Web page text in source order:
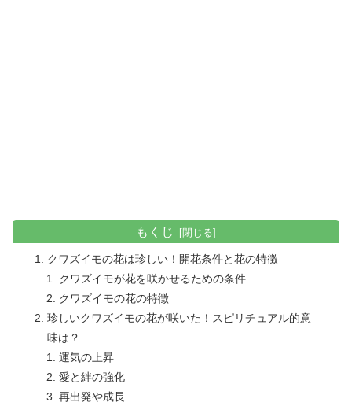
もくじ
クワズイモの花は珍しい！開花条件と花の特徴
クワズイモが花を咲かせるための条件
クワズイモの花の特徴
珍しいクワズイモの花が咲いた！スピリチュアル的意
味は？
運気の上昇
愛と絆の強化
再出発や成長